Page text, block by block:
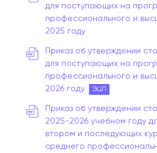
для поступающих на
профессионального и
2025 году
Приказ об утверждении
для поступающих на
профессионального и
2026 году
ЭЦП
Приказ об утверждении
2025-2026 учебном году
втором и последующих
среднего